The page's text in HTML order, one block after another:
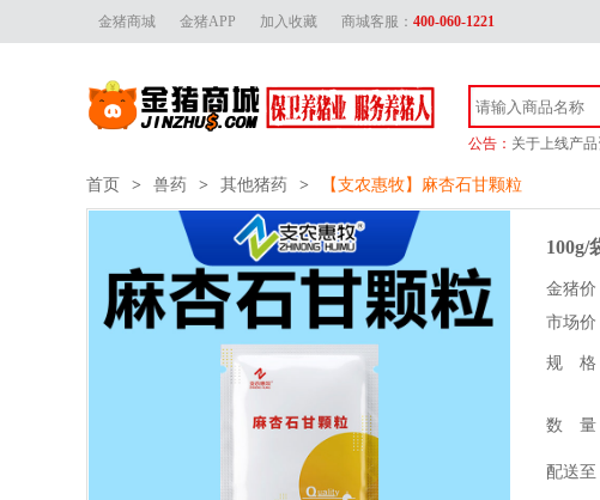
金猪商城 金猪APP 加入收藏 商城客服： 400-060-1221
公告： 关于上线产
金猪官方客服
金猪商城上
关于供应商
首页 > 兽药 > 其他猪药 > 【支农惠牧】麻杏石甘颗粒
100g/
金猪价
市场价
规 格
数 量
配送至